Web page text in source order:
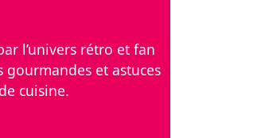
l’univers rétro et fan
et astuces
cuisine.